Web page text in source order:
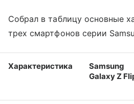
Собрал в таблицу основные
трех смартфонов серии
Характеристика
Samsung
Galaxy Z